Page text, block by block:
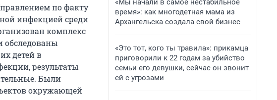
по факту
инфекцией среди
комплекс
обследованы
детей в
результаты
Были
окружающей
«Мы начали в самое нестабильное
время»: как многодетная мама из
Архангельска создала свой бизнес
«Это тот, кого ты травила»: прикамца
приговорили к 22 годам за убийство
семьи его девушки, сейчас он звонит
ей с угрозами